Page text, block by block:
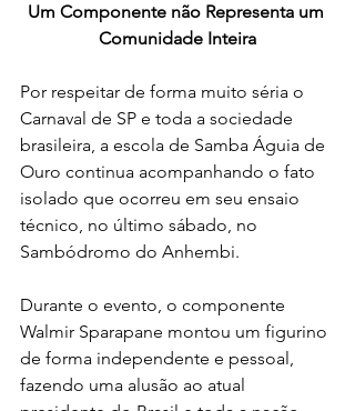
Um Componente não Representa um
Comunidade Inteira
Por respeitar de forma muito séria o
Carnaval de SP e toda a sociedade
brasileira, a escola de Samba Águia de
Ouro continua acompanhando o fato
isolado que ocorreu em seu ensaio
técnico, no último sábado, no
Sambódromo do Anhembi.
Durante o evento, o componente
Walmir Sparapane montou um figurino
de forma independente e pessoal,
fazendo uma alusão ao atual